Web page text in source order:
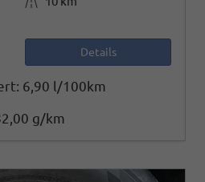
Details
6,90 l/100km
g/km